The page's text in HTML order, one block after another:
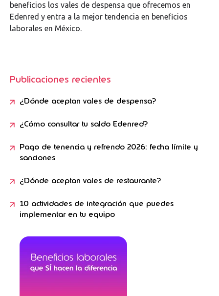
beneficios los vales de despensa que ofrecemos en
Edenred y entra a la mejor tendencia en beneficios
laborales en México.
Publicaciones recientes
¿Dónde aceptan vales de despensa?
¿Cómo consultar tu saldo Edenred?
Pago de tenencia y refrendo 2026: fecha límite y
sanciones
¿Dónde aceptan vales de restaurante?
10 actividades de integración que puedes
implementar en tu equipo